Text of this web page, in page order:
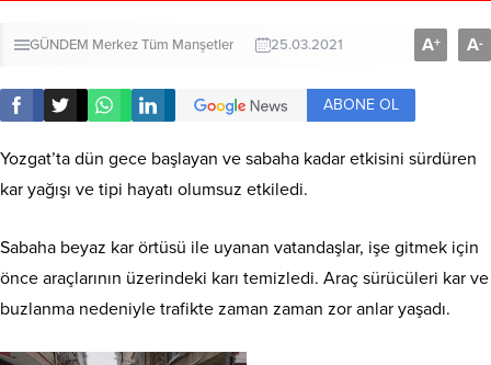
GÜNDEM MerkezTüm Manşetler 25.03.2021 A+ A-
ABONE OL
Yozgat’ta dün gece başlayan ve sabaha kadar etkisini sürdüren
kar yağışı ve tipi hayatı olumsuz etkiledi.
Sabaha beyaz kar örtüsü ile uyanan vatandaşlar, işe gitmek için
önce araçlarının üzerindeki karı temizledi. Araç sürücüleri kar ve
buzlanma nedeniyle trafikte zaman zaman zor anlar yaşadı.